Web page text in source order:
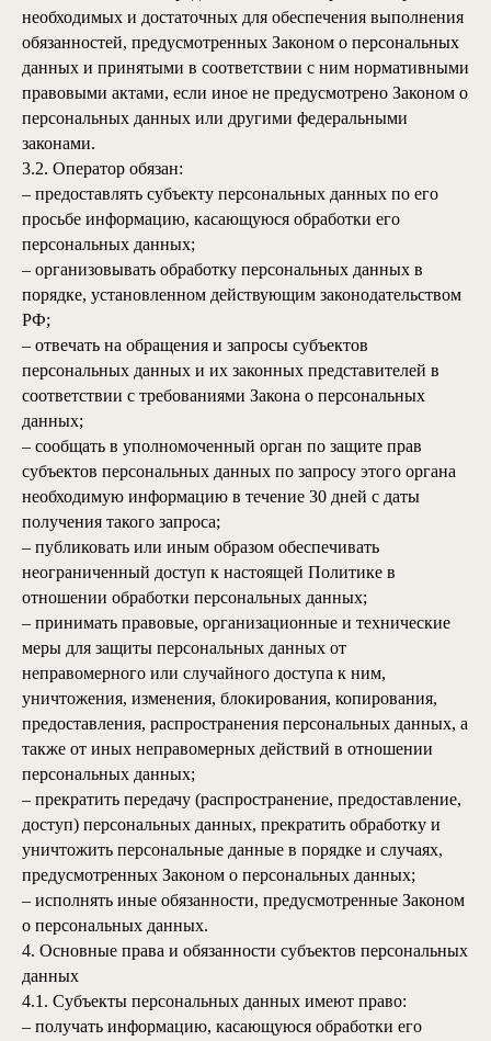
необходимых и достаточных для обеспечения выполнения
обязанностей, предусмотренных Законом о персональных
данных и принятыми в соответствии с ним нормативными
правовыми актами, если иное не предусмотрено Законом о
персональных данных или другими федеральными
законами.
3.2. Оператор обязан:
– предоставлять субъекту персональных данных по его
просьбе информацию, касающуюся обработки его
персональных данных;
– организовывать обработку персональных данных в
порядке, установленном действующим законодательством
РФ;
– отвечать на обращения и запросы субъектов
персональных данных и их законных представителей в
соответствии с требованиями Закона о персональных
данных;
– сообщать в уполномоченный орган по защите прав
субъектов персональных данных по запросу этого органа
необходимую информацию в течение 30 дней с даты
получения такого запроса;
– публиковать или иным образом обеспечивать
неограниченный доступ к настоящей Политике в
отношении обработки персональных данных;
– принимать правовые, организационные и технические
меры для защиты персональных данных от
неправомерного или случайного доступа к ним,
уничтожения, изменения, блокирования, копирования,
предоставления, распространения персональных данных, а
также от иных неправомерных действий в отношении
персональных данных;
– прекратить передачу (распространение, предоставление,
доступ) персональных данных, прекратить обработку и
уничтожить персональные данные в порядке и случаях,
предусмотренных Законом о персональных данных;
– исполнять иные обязанности, предусмотренные Законом
о персональных данных.
4. Основные права и обязанности субъектов персональных
данных
4.1. Субъекты персональных данных имеют право:
– получать информацию, касающуюся обработки его